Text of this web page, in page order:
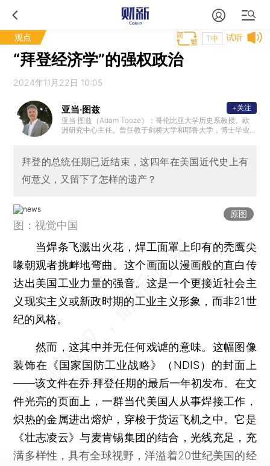
观点 试听
T中
“拜登经济学”的强权政治
2024年11月22日 10:05
亚当·图兹
亚当·图兹（Adam Tooze）：哥伦比亚大学历史系教授、欧
洲研究中心主任。曾任教于剑桥大学和耶鲁大学，博士毕业
第一次世界大战与全球秩序的重建》《毁灭的代价：纳粹经
济的形成与崩溃》《崩盘：全球金融危机如何重塑世界》。2
019年，图兹入选《外交政策》杂志“全球百大思想家”。
+关注
拜登的总统任期已近结束，这四年在美国近代史上有
何意义，又留下了怎样的遗产？
原图
图：视觉中国
当焊条飞溅出火花，焊工面罩上印有的秃鹰尖
喙朝观者挑衅地弯曲。这个画面以漫画般的直白传
达出美国工业力量的强音。这是一个更接近社会主
义现实主义或新政时期的工业主义形象，而非21世
纪的风格。
然而，这其中并无任何戏谑的意味。这幅图像
装饰在《国家国防工业战略》（NDIS）的封面上
——该文件在乔·拜登任期的最后一年初发布。在文
件光亮的页面上，一群当代美国人从事焊接工作，
炽热的金属进出熔炉，穿梭于货运飞机之中。它是
《壮志凌云》与麦肯锡集团的结合，光线充足，充
满多样性，具有全球视野，洋溢着20世纪美国的经